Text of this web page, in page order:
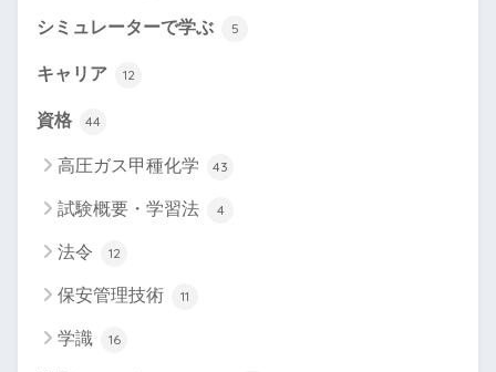
シミュレーターで学ぶ 5
キャリア 12
資格 44
高圧ガス甲種化学 43
試験概要・学習法 4
法令 12
保安管理技術 11
学識 16